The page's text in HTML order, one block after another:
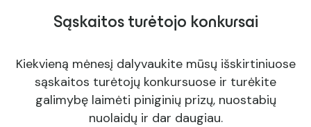
Sąskaitos turėtojo konkursai
Kiekvieną mėnesį dalyvaukite mūsų išskirtiniuose
sąskaitos turėtojų konkursuose ir turėkite
galimybę laimėti piniginių prizų, nuostabių
nuolaidų ir dar daugiau.